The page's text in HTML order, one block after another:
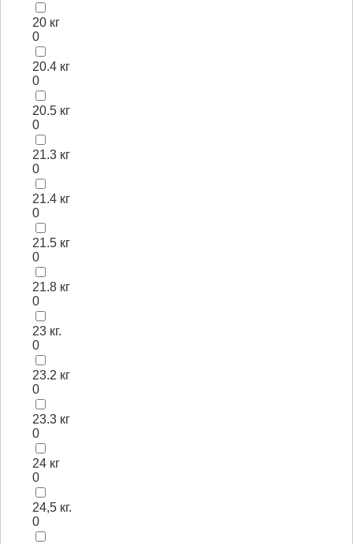
20 кг
0
20.4 кг
0
20.5 кг
0
21.3 кг
0
21.4 кг
0
21.5 кг
0
21.8 кг
0
23 кг.
0
23.2 кг
0
23.3 кг
0
24 кг
0
24,5 кг.
0